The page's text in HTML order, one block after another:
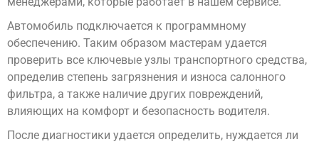
Автомобиль подключается к программному
обеспечению. Таким образом мастерам удается
проверить все ключевые узлы транспортного средства,
определив степень загрязнения и износа салонного
фильтра, а также наличие других повреждений,
влияющих на комфорт и безопасность водителя.
После диагностики удается определить, нуждается ли